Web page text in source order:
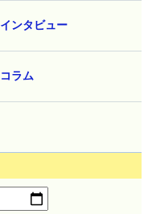
インタビュー
コラム